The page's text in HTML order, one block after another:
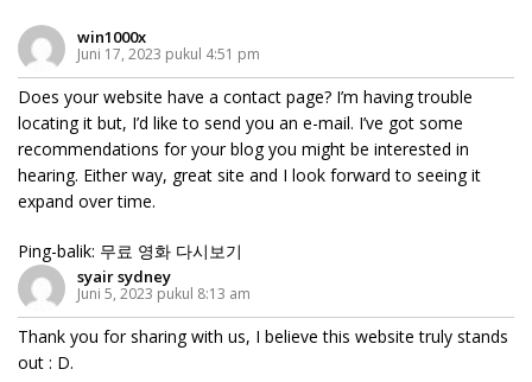
win1000x
Juni 17, 2023 pukul 4:51 pm
Does your website have a contact page? I’m having trouble
locating it but, I’d like to send you an e-mail. I’ve got some
recommendations for your blog you might be interested in
hearing. Either way, great site and I look forward to seeing it
expand over time.
Ping-balik: 무료 영화 다시보기
syair sydney
Juni 5, 2023 pukul 8:13 am
Thank you for sharing with us, I believe this website truly stands
out : D.